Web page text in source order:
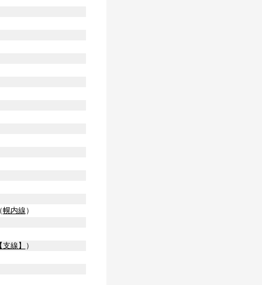
幌内線 ）
線】 ）